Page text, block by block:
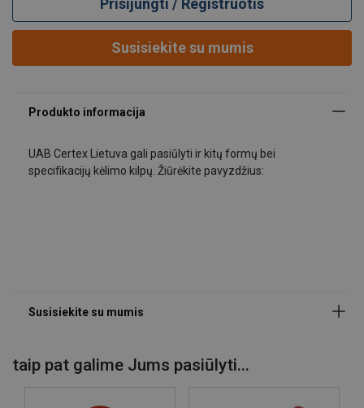
Prisijungti / Registruotis
Susisiekite su mumis
UAB Certex Lietuva gali pasiūlyti ir kitų formų bei
specifikacijų kėlimo kilpų. Žiūrėkite pavyzdžius:
Parašykite mums!
Pavardė
taip pat galime Jums pasiūlyti...